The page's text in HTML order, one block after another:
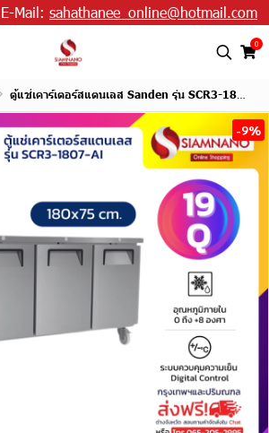
E-Mail: sahathanee_online@hotmail.com
0
ตู้แช่เคาร์เตอร์สแตนเลส Sanden รุ่น SCR3-1807-AI ความจุ 19Q / 540 ลิตร (ขนาด 180x75 ซม.)
-9%